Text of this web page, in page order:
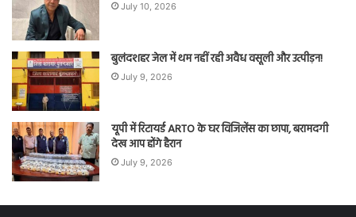
July 10, 2026
बुलंदशहर जेल में थम नहीं रही अवैध वसूली और उत्पीड़न!
July 9, 2026
यूपी में रिटायर्ड ARTO के घर विजिलेंस का छापा, बरामदगी
देख आप होंगे हैरान
July 9, 2026